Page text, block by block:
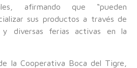
afirmando que “pueden
sus productos a través de
diversas ferias activas en la
la Cooperativa Boca del Tigre,